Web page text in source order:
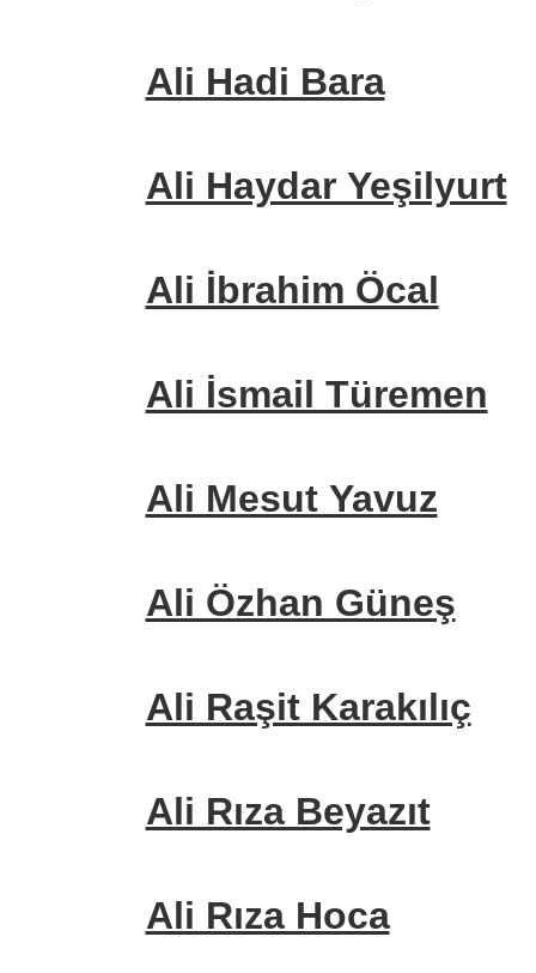
Ali Hadi Bara
Ali Haydar Yeşilyurt
Ali İbrahim Öcal
Ali İsmail Türemen
Ali Mesut Yavuz
Ali Özhan Güneş
Ali Raşit Karakılıç
Ali Rıza Beyazıt
Ali Rıza Hoca